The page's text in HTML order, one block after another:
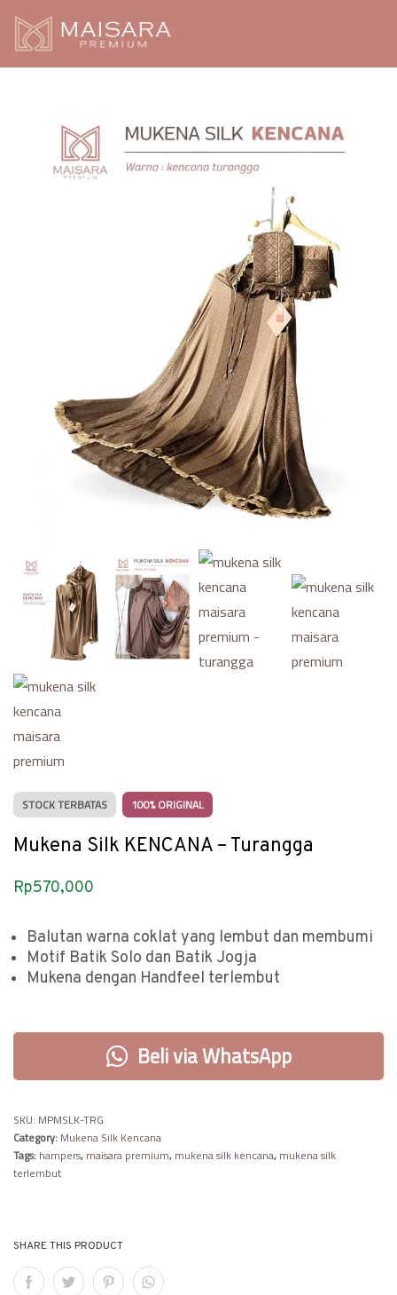
STOCK TERBATAS 100% ORIGINAL
Mukena Silk KENCANA – Turangga
Rp570,000
Balutan warna coklat yang lembut dan membumi
Motif Batik Solo dan Batik Jogja
Mukena dengan Handfeel terlembut
Beli via WhatsApp
SKU: MPMSLK-TRG
Category: Mukena Silk Kencana
Tags: hampers, maisara premium, mukena silk kencana, mukena silk
terlembut
SHARE THIS PRODUCT